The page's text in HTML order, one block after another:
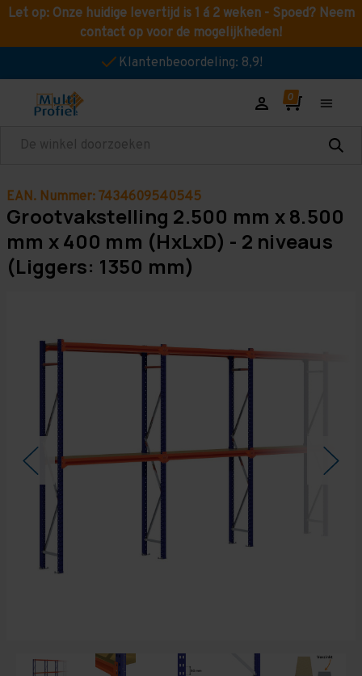
Let op: Onze huidige levertijd is 1 á 2 weken - Spoed? Neem
contact op voor de mogelijkheden!
Klantenbeoordeling: 8,9!
Zoeken
EAN. Nummer: 7434609540545
Grootvakstelling 2.500 mm x 8.500
mm x 400 mm (HxLxD) - 2 niveaus
(Liggers: 1350 mm)